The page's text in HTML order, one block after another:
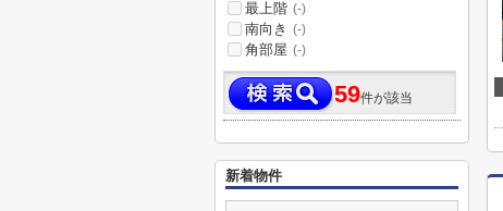
最上階 (-)
南向き (-)
角部屋 (-)
59件が該当
新着物件